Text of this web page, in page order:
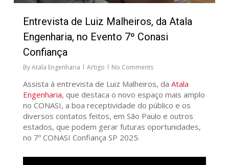
Entrevista de Luiz Malheiros, da Atala
Engenharia, no Evento 7º Conasi
Confiança
ByAtala Engenharia Artigo No Comments
Assista à entrevista de Luiz Malheiros, da Atala
Engenharia, que destaca o novo espaço mais amplo
no CONASI, a boa receptividade do público e os
diversos contatos feitos, em São Paulo e outros
estados, que podem gerar futuras oportunidades,
no 7º CONASI Confiança SP 2025.